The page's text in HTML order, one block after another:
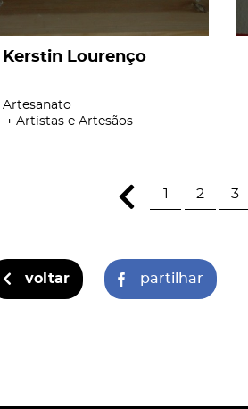
Kerstin Lourenço
Artesanato
Artistas e Artesãos
1 2 3
voltar partilhar